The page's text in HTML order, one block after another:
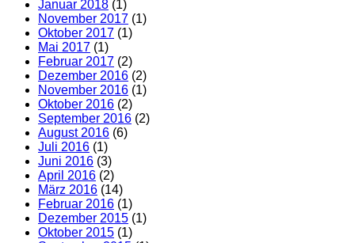
Januar 2018 (1)
November 2017 (1)
Oktober 2017 (1)
Mai 2017 (1)
Februar 2017 (2)
Dezember 2016 (2)
November 2016 (1)
Oktober 2016 (2)
September 2016 (2)
August 2016 (6)
Juli 2016 (1)
Juni 2016 (3)
April 2016 (2)
März 2016 (14)
Februar 2016 (1)
Dezember 2015 (1)
Oktober 2015 (1)